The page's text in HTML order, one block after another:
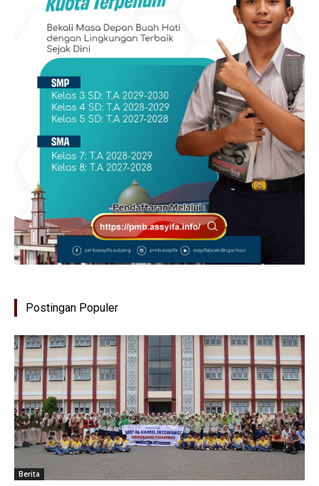
Postingan Populer
Berita